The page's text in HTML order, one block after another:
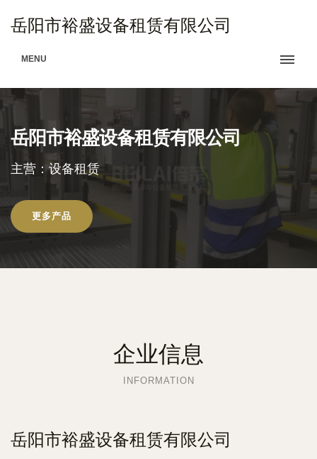
岳阳市裕盛设备租赁有限公司
MENU
岳阳市裕盛设备租赁有限公司
主营：设备租赁
更多产品
企业信息
INFORMATION
岳阳市裕盛设备租赁有限公司